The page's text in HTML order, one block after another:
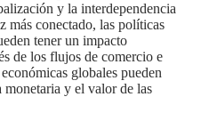
y la interdependencia
más conectado, las políticas
tener un impacto
de los flujos de comercio e
globales pueden
y el valor de las